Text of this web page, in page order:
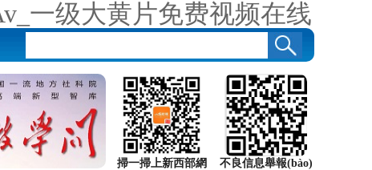
一级大黄片免费视频在线
掃一掃上新西部網
不良信息舉報(bào)